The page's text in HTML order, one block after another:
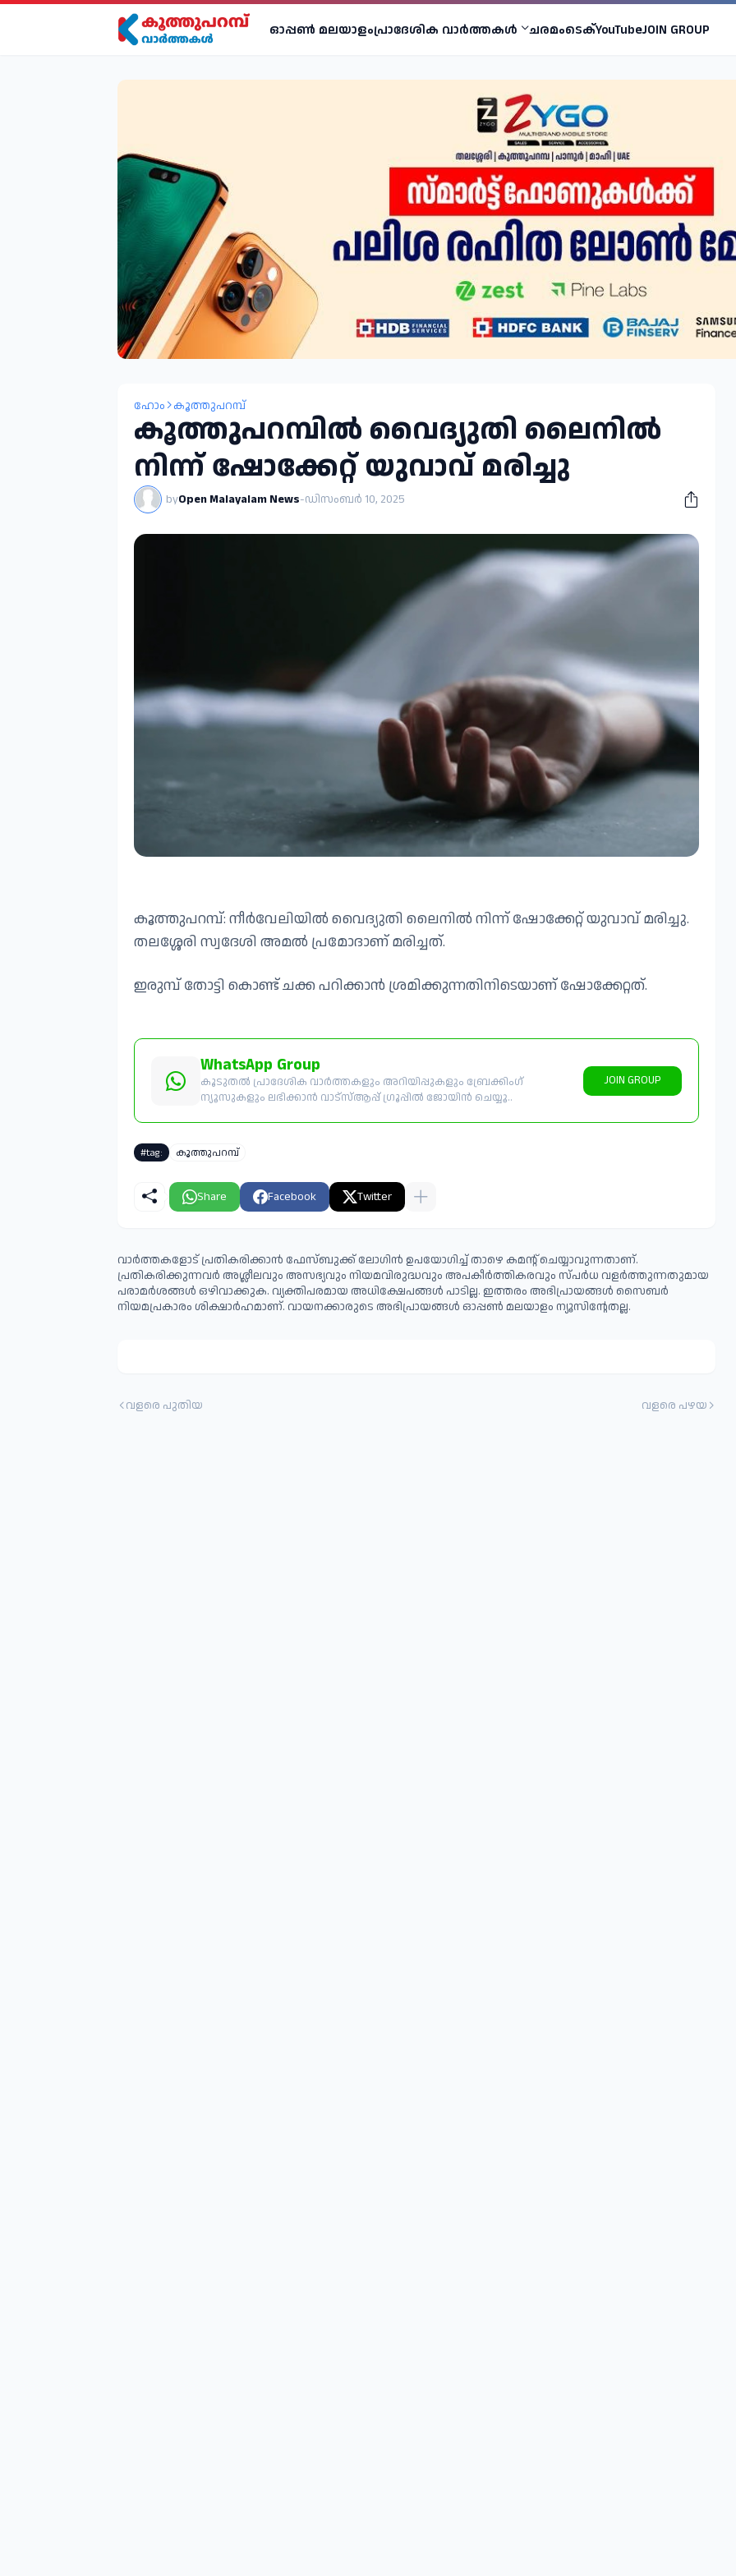
ഓപ്പണ്‍ മലയാളംപ്രാദേശിക വാര്‍ത്തകള്‍ ചരമംടെക്YouTubeJOIN GROUP
ഹോം കൂത്തുപറമ്പ്
കൂത്തുപറമ്പില്‍ വൈദ്യുതി ലൈനില്‍
നിന്ന് ഷോക്കേറ്റ് യുവാവ് മരിച്ചു
byOpen Malayalam News-ഡിസംബർ 10, 2025
കൂത്തുപറമ്പ്: നീര്‍വേലിയില്‍ വൈദ്യുതി ലൈനില്‍ നിന്ന് ഷോക്കേറ്റ് യുവാവ് മരിച്ചു.
തലശ്ശേരി സ്വദേശി അമൽ പ്രമോദാണ് മരിച്ചത്.
ഇരുമ്പ് തോട്ടി കൊണ്ട് ചക്ക പറിക്കാന്‍ ശ്രമിക്കുന്നതിനിടെയാണ് ഷോക്കേറ്റത്.
WhatsApp Group
കൂടുതൽ പ്രാദേശിക വാർത്തകളും അറിയിപ്പുകളും ബ്രേക്കിംഗ്
ന്യൂസുകളും ലഭിക്കാൻ വാട്സ്ആപ്പ് ഗ്രൂപ്പിൽ ജോയിൻ ചെയ്യൂ..
JOIN GROUP
#tag: കൂത്തുപറമ്പ്
Share Facebook Twitter
വാർത്തകളോട് പ്രതികരിക്കാൻ ഫേസ്ബുക്ക് ലോഗിൻ ഉപയോഗിച്ച് താഴെ കമന്റ് ചെയ്യാവുന്നതാണ്.
പ്രതികരിക്കുന്നവര്‍ അശ്ലീലവും അസഭ്യവും നിയമവിരുദ്ധവും അപകീര്‍ത്തികരവും സ്പര്‍ധ വളര്‍ത്തുന്നതുമായ
പരാമര്‍ശങ്ങള്‍ ഒഴിവാക്കുക. വ്യക്തിപരമായ അധിക്ഷേപങ്ങള്‍ പാടില്ല. ഇത്തരം അഭിപ്രായങ്ങള്‍ സൈബര്‍
നിയമപ്രകാരം ശിക്ഷാര്‍ഹമാണ്. വായനക്കാരുടെ അഭിപ്രായങ്ങള്‍ ഓപ്പൺ മലയാളം ന്യൂസിന്റേതല്ല.
വളരെ പുതിയ വളരെ പഴയ